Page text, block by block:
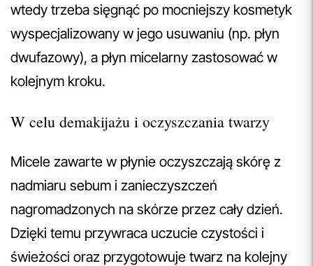
wtedy trzeba sięgnąć po mocniejszy kosmetyk
wyspecjalizowany w jego usuwaniu (np. płyn
dwufazowy), a płyn micelarny zastosować w
kolejnym kroku.
W celu demakijażu i oczyszczania twarzy
Micele zawarte w płynie oczyszczają skórę z
nadmiaru sebum i zanieczyszczeń
nagromadzonych na skórze przez cały dzień.
Dzięki temu przywraca uczucie czystości i
świeżości oraz przygotowuje twarz na kolejny